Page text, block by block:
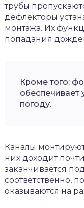
трубы
дефлекторы
монтажа. Их
попадания
Кроме того:
обеспечивает
погоду.
Каналы
них доходит
заканчивается
соответственно,
оказываются на